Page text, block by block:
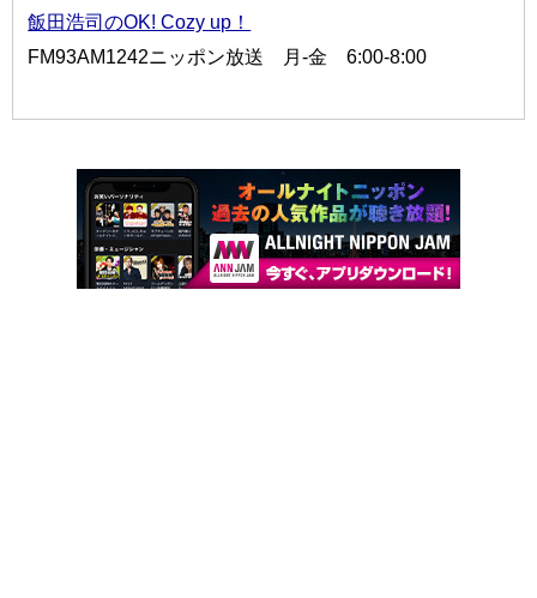
飯田浩司のOK! Cozy up！
FM93AM1242ニッポン放送 月-金 6:00-8:00